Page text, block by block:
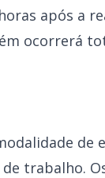
após a
ocorrerá
de
trabalho.